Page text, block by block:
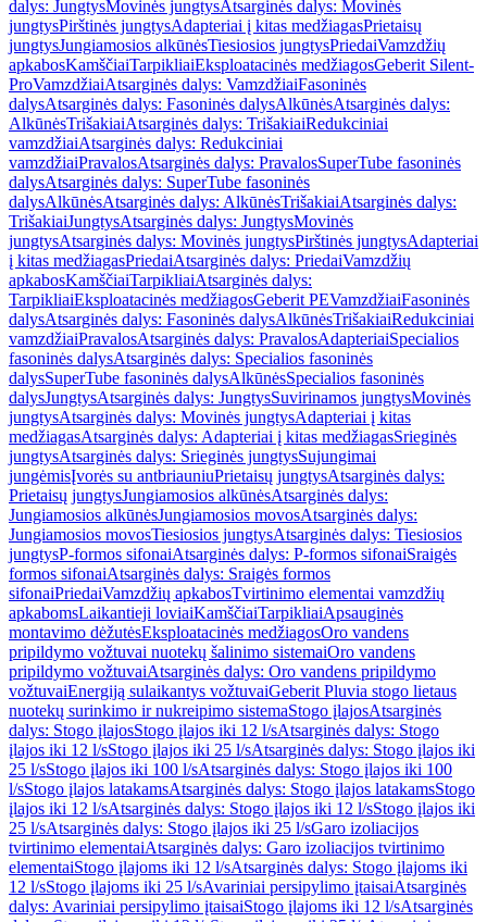
dalys: JungtysMovinės jungtysAtsarginės dalys: Movinės
jungtysPirštinės jungtysAdapteriai į kitas medžiagasPrietaisų
jungtysJungiamosios alkūnėsTiesiosios jungtysPriedaiVamzdžių
apkabosKamščiaiTarpikliaiEksploatacinės medžiagosGeberit Silent-
ProVamzdžiaiAtsarginės dalys: VamzdžiaiFasoninės
dalysAtsarginės dalys: Fasoninės dalysAlkūnėsAtsarginės dalys:
AlkūnėsTrišakiaiAtsarginės dalys: TrišakiaiRedukciniai
vamzdžiaiAtsarginės dalys: Redukciniai
vamzdžiaiPravalosAtsarginės dalys: PravalosSuperTube fasoninės
dalysAtsarginės dalys: SuperTube fasoninės
dalysAlkūnėsAtsarginės dalys: AlkūnėsTrišakiaiAtsarginės dalys:
TrišakiaiJungtysAtsarginės dalys: JungtysMovinės
jungtysAtsarginės dalys: Movinės jungtysPirštinės jungtysAdapteriai
į kitas medžiagasPriedaiAtsarginės dalys: PriedaiVamzdžių
apkabosKamščiaiTarpikliaiAtsarginės dalys:
TarpikliaiEksploatacinės medžiagosGeberit PEVamzdžiaiFasoninės
dalysAtsarginės dalys: Fasoninės dalysAlkūnėsTrišakiaiRedukciniai
vamzdžiaiPravalosAtsarginės dalys: PravalosAdapteriaiSpecialios
fasoninės dalysAtsarginės dalys: Specialios fasoninės
dalysSuperTube fasoninės dalysAlkūnėsSpecialios fasoninės
dalysJungtysAtsarginės dalys: JungtysSuvirinamos jungtysMovinės
jungtysAtsarginės dalys: Movinės jungtysAdapteriai į kitas
medžiagasAtsarginės dalys: Adapteriai į kitas medžiagasSrieginės
jungtysAtsarginės dalys: Srieginės jungtysSujungimai
jungėmisĮvorės su antbriauniuPrietaisų jungtysAtsarginės dalys:
Prietaisų jungtysJungiamosios alkūnėsAtsarginės dalys:
Jungiamosios alkūnėsJungiamosios movosAtsarginės dalys:
Jungiamosios movosTiesiosios jungtysAtsarginės dalys: Tiesiosios
jungtysP-formos sifonaiAtsarginės dalys: P-formos sifonaiSraigės
formos sifonaiAtsarginės dalys: Sraigės formos
sifonaiPriedaiVamzdžių apkabosTvirtinimo elementai vamzdžių
apkabomsLaikantieji loviaiKamščiaiTarpikliaiApsauginės
montavimo dėžutėsEksploatacinės medžiagosOro vandens
pripildymo vožtuvai nuotekų šalinimo sistemaiOro vandens
pripildymo vožtuvaiAtsarginės dalys: Oro vandens pripildymo
vožtuvaiEnergiją sulaikantys vožtuvaiGeberit Pluvia stogo lietaus
nuotekų surinkimo ir nukreipimo sistemaStogo įlajosAtsarginės
dalys: Stogo įlajosStogo įlajos iki 12 l/sAtsarginės dalys: Stogo
įlajos iki 12 l/sStogo įlajos iki 25 l/sAtsarginės dalys: Stogo įlajos iki
25 l/sStogo įlajos iki 100 l/sAtsarginės dalys: Stogo įlajos iki 100
l/sStogo įlajos latakamsAtsarginės dalys: Stogo įlajos latakamsStogo
įlajos iki 12 l/sAtsarginės dalys: Stogo įlajos iki 12 l/sStogo įlajos iki
25 l/sAtsarginės dalys: Stogo įlajos iki 25 l/sGaro izoliacijos
tvirtinimo elementaiAtsarginės dalys: Garo izoliacijos tvirtinimo
elementaiStogo įlajoms iki 12 l/sAtsarginės dalys: Stogo įlajoms iki
12 l/sStogo įlajoms iki 25 l/sAvariniai persipylimo įtaisaiAtsarginės
dalys: Avariniai persipylimo įtaisaiStogo įlajoms iki 12 l/sAtsarginės